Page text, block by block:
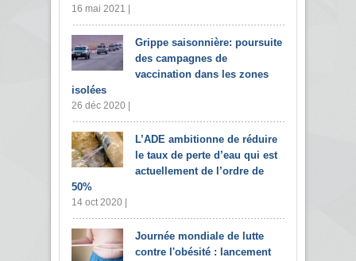
16 mai 2021 |
Grippe saisonnière: poursuite
des campagnes de
vaccination dans les zones
isolées
26 déc 2020 |
L’ADE ambitionne de réduire
le taux de perte d’eau qui est
actuellement de l’ordre de
50%
14 oct 2020 |
Journée mondiale de lutte
contre l'obésité : lancement